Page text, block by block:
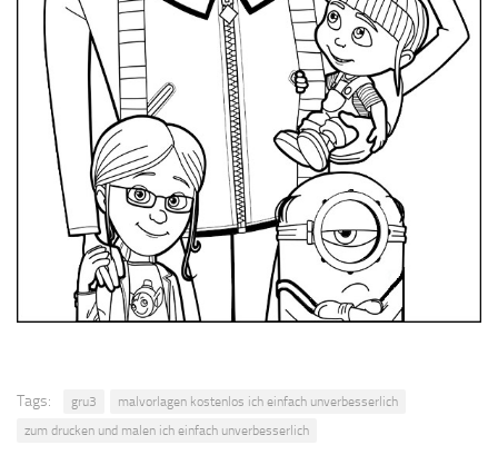
Tags: gru3
malvorlagen kostenlos ich einfach unverbesserlich
zum drucken und malen ich einfach unverbesserlich